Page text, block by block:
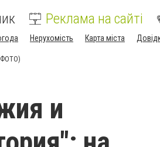
Реклама на сайті
Нерухомість Карта міста
и